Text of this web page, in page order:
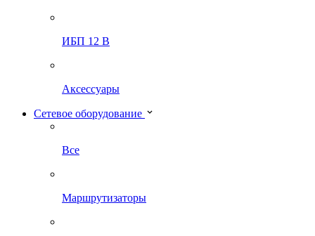
ИБП 12 В
Аксессуары
Сетевое оборудование
Все
Маршрутизаторы